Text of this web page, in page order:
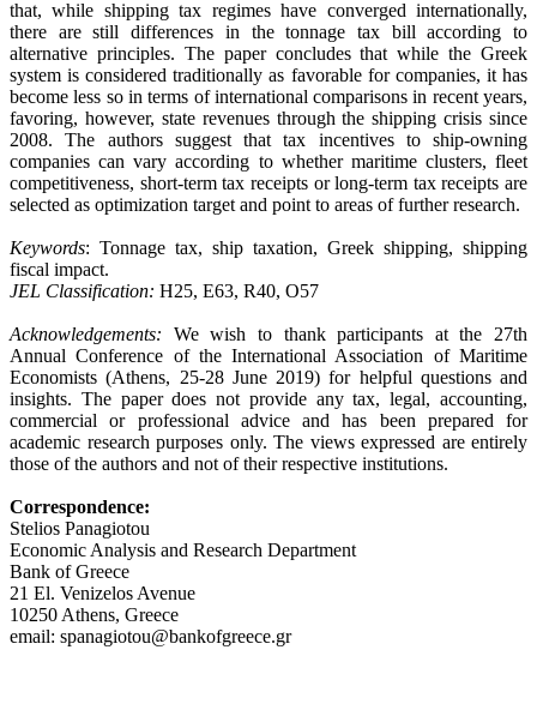
that, while shipping tax regimes have converged internationally,
there are still differences in the tonnage tax bill according to
alternative principles. The paper concludes that while the Greek
system is considered traditionally as favorable for companies, it has
become less so in terms of international comparisons in recent years,
favoring, however, state revenues through the shipping crisis since
2008. The authors suggest that tax incentives to ship-owning
companies can vary according to whether maritime clusters, fleet
competitiveness, short-term tax receipts or long-term tax receipts are
selected as optimization target and point to areas of further research.
Keywords: Tonnage tax, ship taxation, Greek shipping, shipping
fiscal impact.
JEL Classification: H25, E63, R40, O57
Acknowledgements: We wish to thank participants at the 27th
Annual Conference of the International Association of Maritime
Economists (Athens, 25-28 June 2019) for helpful questions and
insights. The paper does not provide any tax, legal, accounting,
commercial or professional advice and has been prepared for
academic research purposes only. The views expressed are entirely
those of the authors and not of their respective institutions.
Correspondence:
Stelios Panagiotou
Economic Analysis and Research Department
Bank of Greece
21 El. Venizelos Avenue
10250 Athens, Greece
email: spanagiotou@bankofgreece.gr